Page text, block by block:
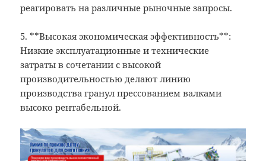
реагировать на различные рыночные запросы.
5. **Высокая экономическая эффективность**:
Низкие эксплуатационные и технические
затраты в сочетании с высокой
производительностью делают линию
производства гранул прессованием валками
высоко рентабельной.